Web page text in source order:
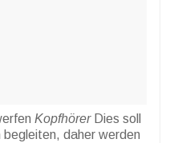
KopfhörerDies soll
begleiten, daher werden